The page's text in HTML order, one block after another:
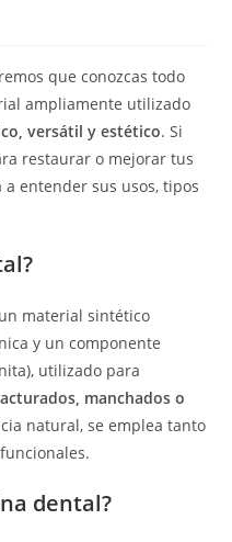
que conozcas todo
ampliamente utilizado
versátil y estético. Si
restaurar o mejorar tus
entender sus usos, tipos
material sintético
y un componente
utilizado para
manchados o
natural, se emplea tanto
dental?